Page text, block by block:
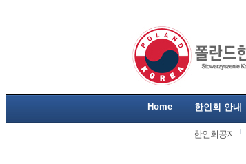
Home 한인회 안내
한인회공지